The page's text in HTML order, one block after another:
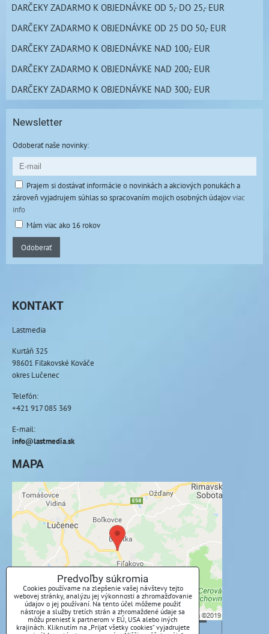
DARČEKY ZADARMO K OBJEDNÁVKE OD 5,- DO 25,- EUR
DARČEKY ZADARMO K OBJEDNÁVKE OD 25 DO 50,- EUR
DARČEKY ZADARMO K OBJEDNÁVKE NAD 100,- EUR
DARČEKY ZADARMO K OBJEDNÁVKE NAD 200,- EUR
DARČEKY ZADARMO K OBJEDNÁVKE NAD 300,- EUR
Newsletter
Odoberať naše novinky:
Prajem si dostávať informácie o novinkách a akciových ponukách a
zároveň vyjadrujem súhlas so spracovaním mojich osobných údajovviac
info
Mám viac ako 16 rokov
Odoberať
KONTAKT
Lastmedia
Kurtáň 325
98601 Fiľakovské Kováče
okres Lučenec
Telefón:
+421 917 085 369
E-mail:
info@lastmedia.sk
MAPA
Externý obsah je blokovaný Voľbami
súkromia
Prajete si načítať externý obsah?
Povoliť tentokrát
Povoliť a zapamätať - súhlas s druhom cookie:
Funkčné
Predvoľby súkromia
Cookies používame na zlepšenie vašej návštevy tejto
webovej stránky, analýzu jej výkonnosti a zhromažďovanie
údajov o jej používaní. Na tento účel môžeme použiť
nástroje a služby tretích strán a zhromaždené údaje sa
môžu preniesť k partnerom v EÚ, USA alebo iných
krajinách. Kliknutím na „Prijať všetky cookies“ vyjadrujete